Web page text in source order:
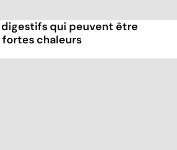
qui peuvent être
fortes chaleurs